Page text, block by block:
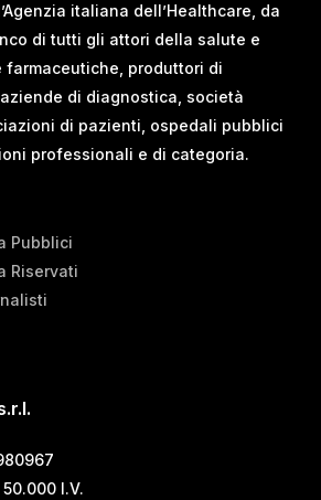
italiana dell’Healthcare, da
di tutti gli attori della salute e
farmaceutiche, produttori di
di diagnostica, società
di pazienti, ospedali pubblici
professionali e di categoria.
Pubblici
Riservati
I.V.